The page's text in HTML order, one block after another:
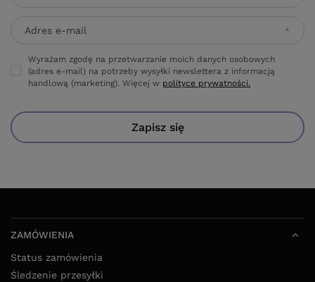
Adres e-mail
Wyrażam zgodę na przetwarzanie moich danych osobowych
(adres e-mail) na potrzeby wysyłki newslettera z informacją
handlową (marketing). Więcej w polityce prywatności.
Zapisz się
ZAMÓWIENIA
Status zamówienia
Śledzenie przesyłki